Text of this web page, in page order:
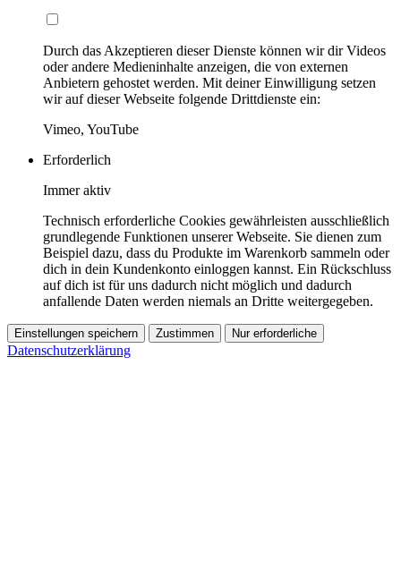
Durch das Akzeptieren dieser Dienste können wir dir Videos
oder andere Medieninhalte anzeigen, die von externen
Anbietern gehostet werden. Mit deiner Einwilligung setzen
wir auf dieser Webseite folgende Drittdienste ein:
Vimeo, YouTube
Erforderlich
Immer aktiv
Technisch erforderliche Cookies gewährleisten ausschließlich
grundlegende Funktionen unserer Webseite. Sie dienen zum
Beispiel dazu, dass du Produkte im Warenkorb sammeln oder
dich in dein Kundenkonto einloggen kannst. Ein Rückschluss
auf dich ist für uns dadurch nicht möglich und dadurch
anfallende Daten werden niemals an Dritte weitergegeben.
Einstellungen speichern Zustimmen Nur erforderliche
Datenschutzerklärung